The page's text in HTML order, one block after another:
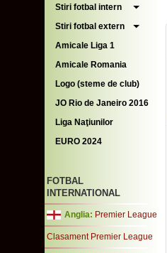
Stiri fotbal intern
Stiri fotbal extern
Amicale Liga 1
Amicale Romania
Logo (steme de club)
JO Rio de Janeiro 2016
Liga Naţiunilor
EURO 2024
FOTBAL
INTERNATIONAL
Anglia: Premier League
Clasament Premier League